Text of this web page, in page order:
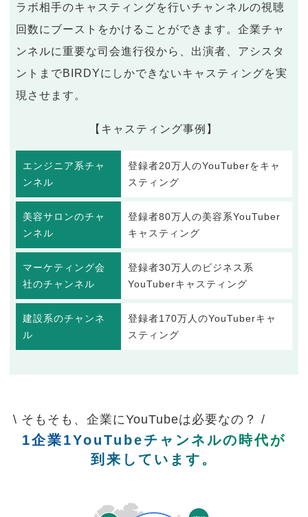
ラボ相手のキャスティングを行いチャンネルの視聴
回数にブーストをかけることができます。企業チャ
ンネルに重要な司会進行役から、出演者、アシスタ
ントまでBIRDYにしかできないキャスティングを実
現させます。
【キャスティング事例】
エンジニア系チャ
ンネル
登録者20万人のYouTuberをキャ
スティング
美容サロンのチャ
ンネル
登録者80万人の美容系YouTuber
キャスティング
マーケティング会
社のチャンネル
登録者30万人のビジネス系
YouTuberキャスティング
建設系のチャンネ
ル
登録者170万人のYouTuberキャ
スティング
\ そもそも、企業にYouTubeは必要なの？ /
1企業1YouTubeチャンネルの時代が
到来しています。